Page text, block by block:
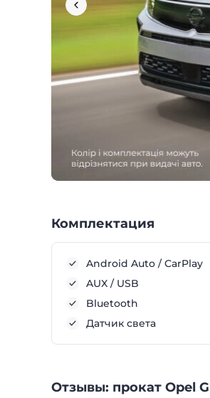
Комплектация
Android Auto / CarPlay
AUX / USB
Bluetooth
Датчик света
Отзывы: прокат Opel